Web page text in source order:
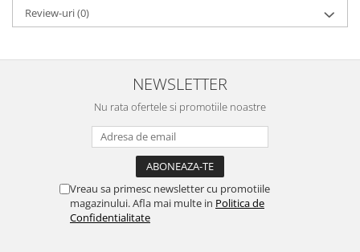
Review-uri(0)
NEWSLETTER
Nu rata ofertele si promotiile noastre
Vreau sa primesc newsletter cu promotiile
magazinului. Afla mai multe in Politica de
Confidentialitate